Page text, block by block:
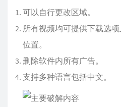
可以自行更改区域。
所有视频均可提供下载选
位置。
删除软件内所有广告。
支持多种语言包括中文。